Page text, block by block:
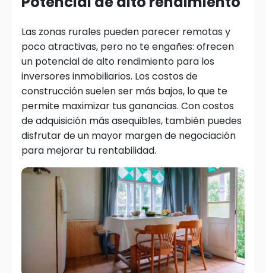
Las zonas rurales pueden parecer remotas y
poco atractivas, pero no te engañes: ofrecen
un potencial de alto rendimiento para los
inversores inmobiliarios. Los costos de
construcción suelen ser más bajos, lo que te
permite maximizar tus ganancias. Con costos
de adquisición más asequibles, también puedes
disfrutar de un mayor margen de negociación
para mejorar tu rentabilidad.